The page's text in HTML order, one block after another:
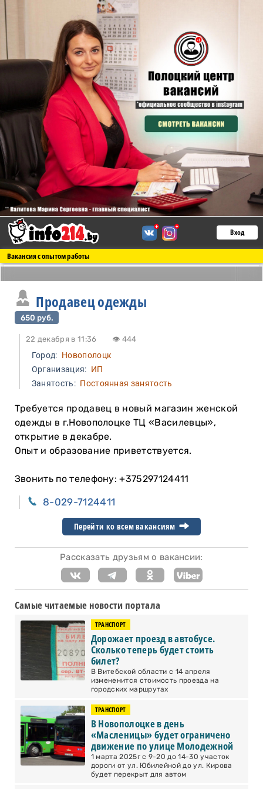
Вход
Вакансия с опытом работы
Продавец одежды
650 руб.
22 декабря в 11:36 👁 444
Город: Новополоцк
Организация: ИП
Занятость:Постоянная занятость
Требуется продавец в новый магазин женской
одежды в г.Новополоцке ТЦ «Василевцы»,
открытие в декабре.
Опыт и образование приветствуется.
Звонить по телефону: +375297124411
8-029-7124411
Перейти ко всем вакансиям
Рассказать друзьям о вакансии:
Самые читаемые новости портала
ТРАНСПОРТ
Дорожает проезд в автобусе.
Сколько теперь будет стоить
билет?
В Витебской области с 14 апреля
измененится стоимость проезда на
городских маршрутах
ТРАНСПОРТ
В Новополоцке в день
«Масленицы» будет ограничено
движение по улице Молодежной
1 марта 2025г с 9-20 до 14-30 участок
дороги от ул. Юбилейной до ул. Кирова
будет перекрыт для автом